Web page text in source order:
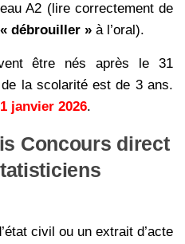
A2 (lire correctement de
« débrouiller » à l’oral).
être nés après le 31
la scolarité est de 3 ans.
janvier 2026.
Concours direct
civil ou un extrait d’acte